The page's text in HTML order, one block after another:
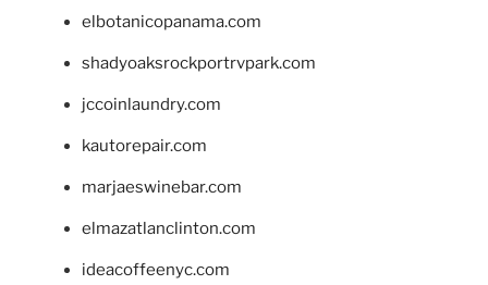
elbotanicopanama.com
shadyoaksrockportrvpark.com
jccoinlaundry.com
kautorepair.com
marjaeswinebar.com
elmazatlanclinton.com
ideacoffeenyc.com